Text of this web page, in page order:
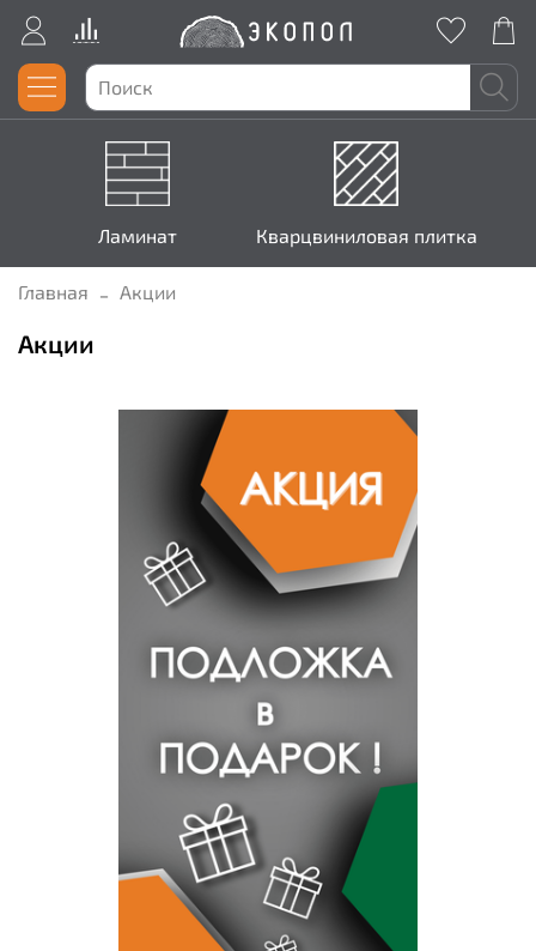
Ламинат Кварцвиниловая плитка
Главная Акции
Акции